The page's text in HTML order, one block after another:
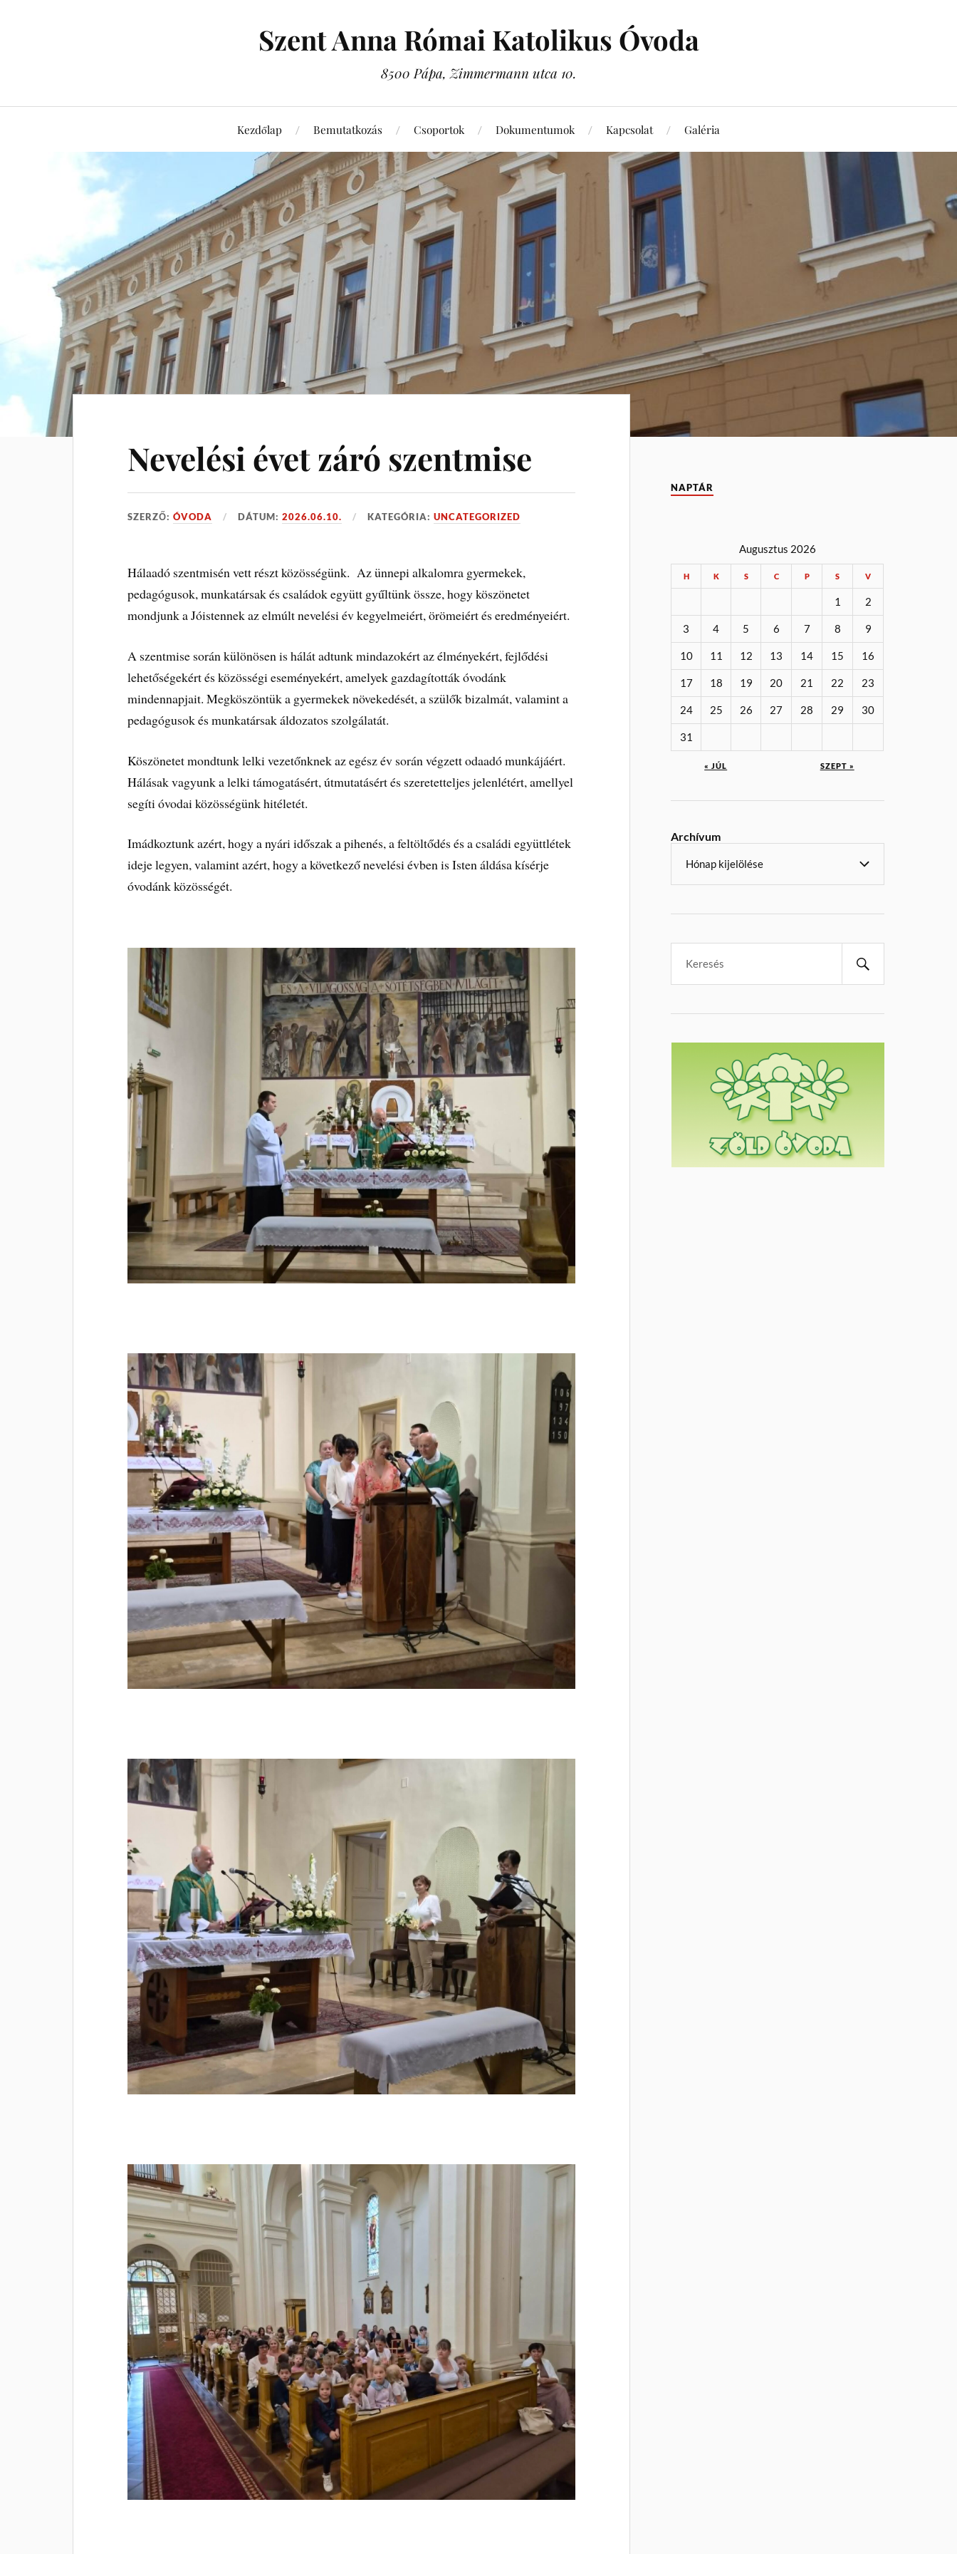
Szent Anna Római Katolikus Óvoda
8500 Pápa, Zimmermann utca 10.
Kezdőlap Bemutatkozás Csoportok Dokumentumok Kapcsolat Galéria
Nevelési évet záró szentmise
SZERZŐ:ÓVODA DÁTUM:2026.06.10. KATEGÓRIA:UNCATEGORIZED
Hálaadó szentmisén vett részt közösségünk. Az ünnepi alkalomra gyermekek,
pedagógusok, munkatársak és családok együtt gyűltünk össze, hogy köszönetet
mondjunk a Jóistennek az elmúlt nevelési év kegyelmeiért, örömeiért és eredményeiért.
A szentmise során különösen is hálát adtunk mindazokért az élményekért, fejlődési
lehetőségekért és közösségi eseményekért, amelyek gazdagították óvodánk
mindennapjait. Megköszöntük a gyermekek növekedését, a szülők bizalmát, valamint a
pedagógusok és munkatársak áldozatos szolgálatát.
Köszönetet mondtunk lelki vezetőnknek az egész év során végzett odaadó munkájáért.
Hálásak vagyunk a lelki támogatásért, útmutatásért és szeretetteljes jelenlétért, amellyel
segíti óvodai közösségünk hitéletét.
Imádkoztunk azért, hogy a nyári időszak a pihenés, a feltöltődés és a családi együttlétek
ideje legyen, valamint azért, hogy a következő nevelési évben is Isten áldása kísérje
óvodánk közösségét.
NAPTÁR
Augusztus 2026
H K S C P S V
1 2
3 4 5 6 7 8 9
10 11 12 13 14 15 16
17 18 19 20 21 22 23
24 25 26 27 28 29 30
31
« JÚL SZEPT »
Archívum